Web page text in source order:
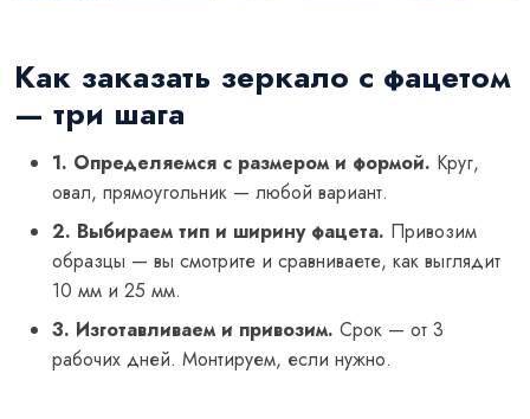
Как заказать зеркало с фацетом
— три шага
1. Определяемся с размером и формой. Круг,
овал, прямоугольник — любой вариант.
2. Выбираем тип и ширину фацета. Привозим
образцы — вы смотрите и сравниваете, как выглядит
10 мм и 25 мм.
3. Изготавливаем и привозим. Срок — от 3
рабочих дней. Монтируем, если нужно.